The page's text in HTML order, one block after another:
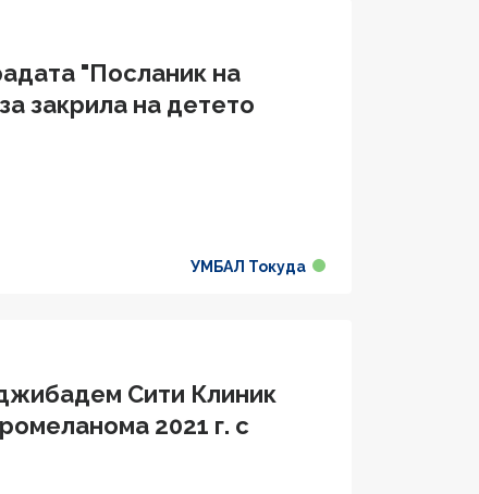
"Посланик на
закрила на детето
УМБАЛ Токуда
Сити Клиник
2021 г. с